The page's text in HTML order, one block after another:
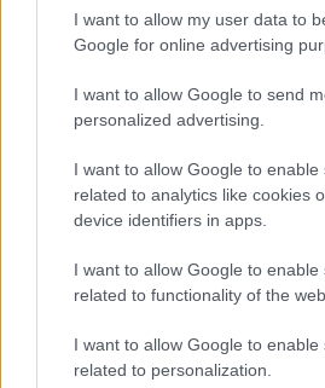
I want to allow my user data to
Google for online advertising
I want to allow Google to send
personalized advertising.
I want to allow Google to enable
related to analytics like cookies
device identifiers in apps.
I want to allow Google to enable
related to functionality of the
I want to allow Google to enable
related to personalization.
A MŰVÉSZET